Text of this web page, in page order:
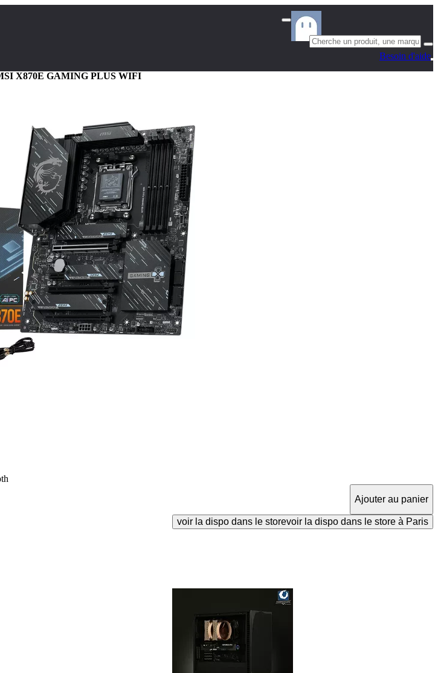
Besoin d'aide
X870E GAMING PLUS WIFI
Ajouter au panier
voir la dispo dans le storevoir la dispo dans le store à Paris